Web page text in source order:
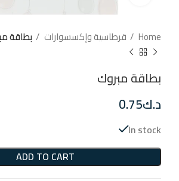
Home قرطاسية وإكسسوارات بطاقة
بطاقة مبروك
د.ك0.75
In stock
ADD TO CART